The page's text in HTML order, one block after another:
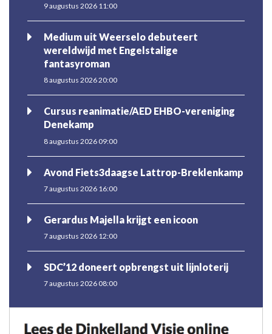
9 augustus 2026 11:00
Medium uit Weerselo debuteert
wereldwijd met Engelstalige
fantasyroman
8 augustus 2026 20:00
Cursus reanimatie/AED EHBO-vereniging
Denekamp
8 augustus 2026 09:00
Avond Fiets3daagse Lattrop-Breklenkamp
7 augustus 2026 16:00
Gerardus Majella krijgt een icoon
7 augustus 2026 12:00
SDC’12 doneert opbrengst uit lijnloterij
7 augustus 2026 08:00